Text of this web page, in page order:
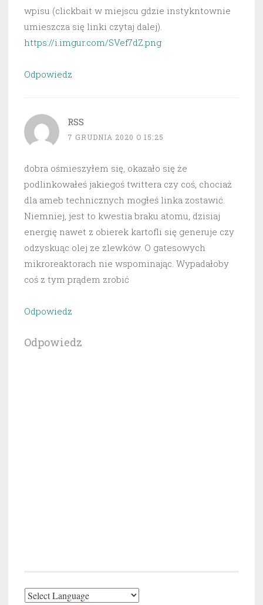
wpisu (clickbait w miejscu gdzie instykntownie
umieszcza się linki czytaj dalej).
https://i.imgur.com/SVef7dZ.png
Odpowiedz
RSS
7 GRUDNIA 2020 O 15:25
dobra ośmieszyłem się, okazało się że
podlinkowałeś jakiegoś twittera czy coś, chociaż
dla ameb technicznych mogłeś linka zostawić.
Niemniej, jest to kwestia braku atomu, dzisiaj
energię nawet z obierek kartofli się generuje czy
odzyskuąc olej ze zlewków. O gatesowych
mikroreaktorach nie wspominając. Wypadałoby
coś z tym prądem zrobić
Odpowiedz
Odpowiedz